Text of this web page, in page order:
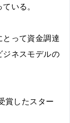
いる。
って資金調達
ネスモデルの
賞したスター